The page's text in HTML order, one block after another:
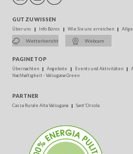
GUT ZU WISSEN
Über uns Info Büros Wie Sie uns erreichen
Wetterbericht Webcam
PAGINE TOP
Übernachten Angebote Events und Aktivitäten
Nachhaltigkeit - Valsugana Green
PARTNER
Cassa Rurale Alta Valsugana Sant'Orsola